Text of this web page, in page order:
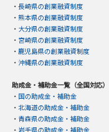
・ 長崎県の創業融資制度
・ 熊本県の創業融資制度
・ 大分県の創業融資制度
・ 宮崎県の創業融資制度
・ 鹿児島県の創業融資制度
・ 沖縄県の創業融資制度
助成金・補助金一覧（全国対応）
・ 国の助成金・補助金
・ 北海道の助成金・補助金
・ 青森県の助成金・補助金
・ 岩手県の助成金・補助金